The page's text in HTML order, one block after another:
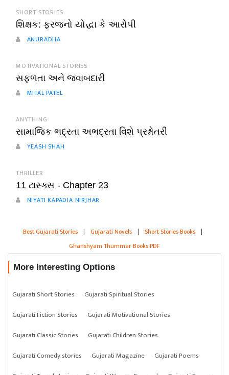
SHORT STORIES
શિક્ષક: ફરજનો યોદ્ધા કે આરોપી
ANURADHA
MOTIVATIONAL STORIES
સફળતા અને જવાબદારી
MITAL PATEL
ANYTHING
સામાજિક ભદ્રતા અભદ્રતા વિશે પ્રશ્નોતરી
YEASH SHAH
THRILLER
11 ટાસ્ક્સ - Chapter 23
NIYATI KAPADIA NIRJHAR
Best Gujarati Stories | Gujarati Novels | Short Stories Books |
Ghanshyam Thummar Books PDF
More Interesting Options
Gujarati Short Stories
Gujarati Spiritual Stories
Gujarati Fiction Stories
Gujarati Motivational Stories
Gujarati Classic Stories
Gujarati Children Stories
Gujarati Comedy stories
Gujarati Magazine
Gujarati Poems